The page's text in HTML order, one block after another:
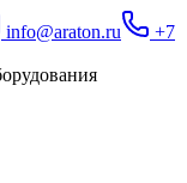
info@araton.ru
+7